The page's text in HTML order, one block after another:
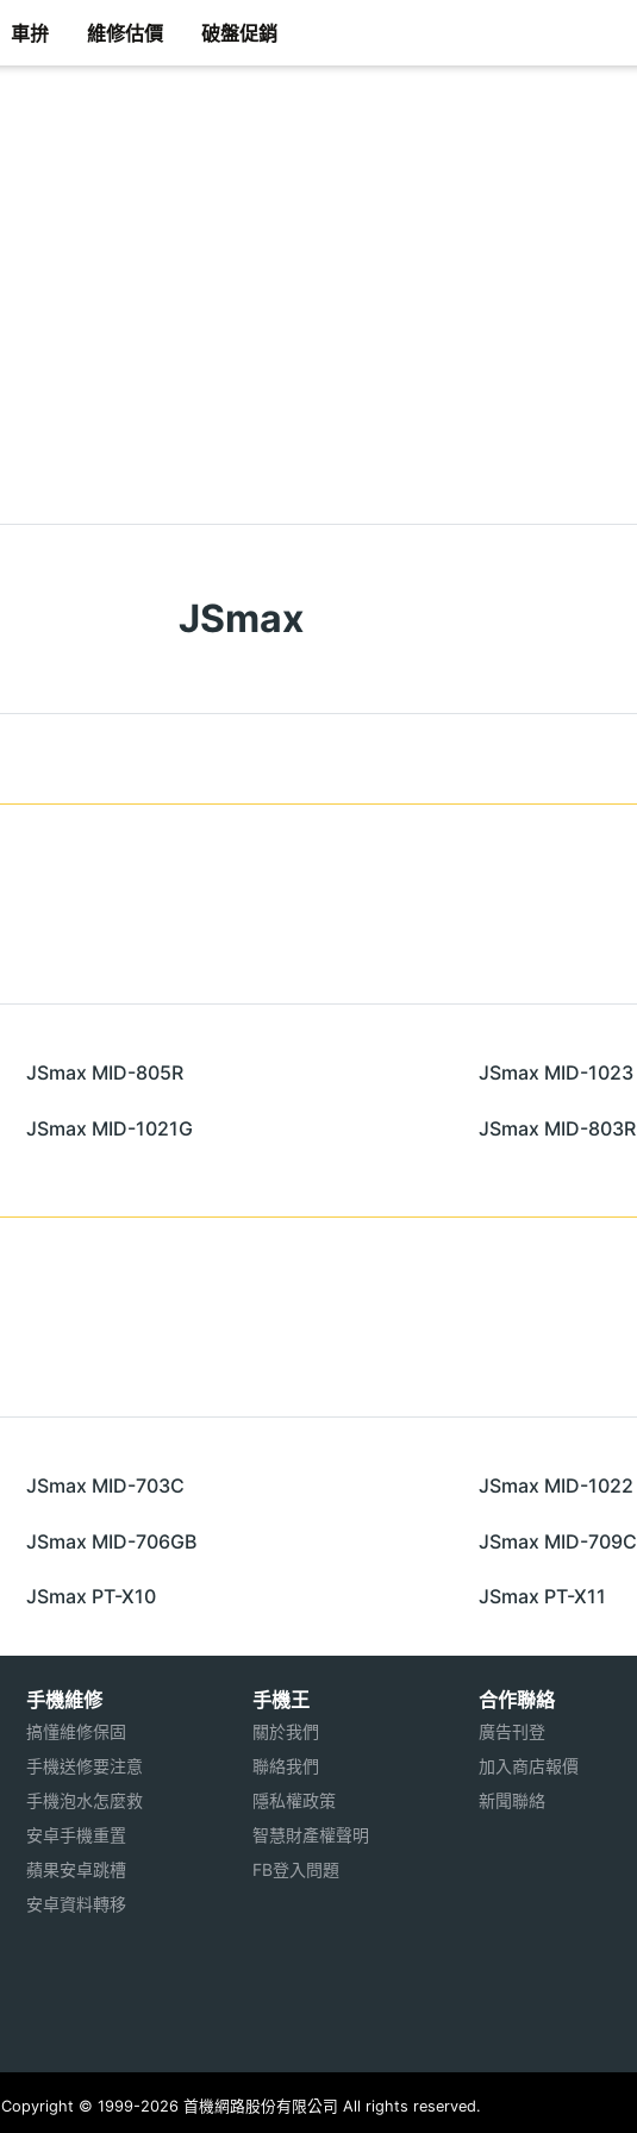
車拚 維修估價 破盤促銷
JSmax
JSmax MID-805R JSmax MID-1023
JSmax MID-1021G JSmax MID-803R
JSmax MID-703C JSmax MID-1022
JSmax MID-706GB JSmax MID-709C
JSmax PT-X10 JSmax PT-X11
手機維修
搞懂維修保固
手機送修要注意
手機泡水怎麼救
安卓手機重置
蘋果安卓跳槽
安卓資料轉移
手機王
關於我們
聯絡我們
隱私權政策
智慧財產權聲明
FB登入問題
合作聯絡
廣告刊登
加入商店報價
新聞聯絡
Copyright © 1999-2026 首機網路股份有限公司 All rights reserved.